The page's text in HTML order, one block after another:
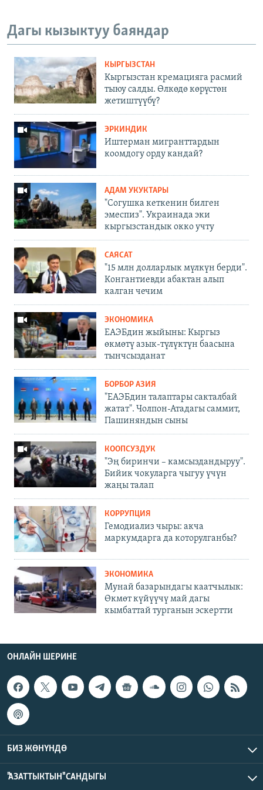
Дагы кызыктуу баяндар
КЫРГЫЗСТАН
Кыргызстан кремацияга расмий
тыюу салды. Өлкөдө көрүстөн
жетиштүүбү?
ЭРКИНДИК
Иштерман мигранттардын
коомдогу орду кандай?
АДАМ УКУКТАРЫ
"Согушка кеткенин билген
эмеспиз". Украинада эки
кыргызстандык окко учту
САЯСАТ
"15 млн долларлык мүлкүн берди".
Конгантиевди абактан алып
калган чечим
ЭКОНОМИКА
ЕАЭБдин жыйыны: Кыргыз
өкмөтү азык-түлүктүн баасына
тынчсызданат
БОРБОР АЗИЯ
"ЕАЭБдин талаптары сакталбай
жатат". Чолпон-Атадагы саммит,
Пашиняндын сыны
КООПСУЗДУК
"Эң биринчи – камсыздандыруу".
Бийик чокуларга чыгуу үчүн
жаңы талап
КОРРУПЦИЯ
Гемодиализ чыры: акча
маркумдарга да которулганбы?
ЭКОНОМИКА
Мунай базарындагы каатчылык:
Өкмөт күйүүчү май дагы
кымбаттай турганын эскертти
ОНЛАЙН ШЕРИНЕ
БИЗ ЖӨНҮНДӨ
"АЗАТТЫКТЫН" САНДЫГЫ